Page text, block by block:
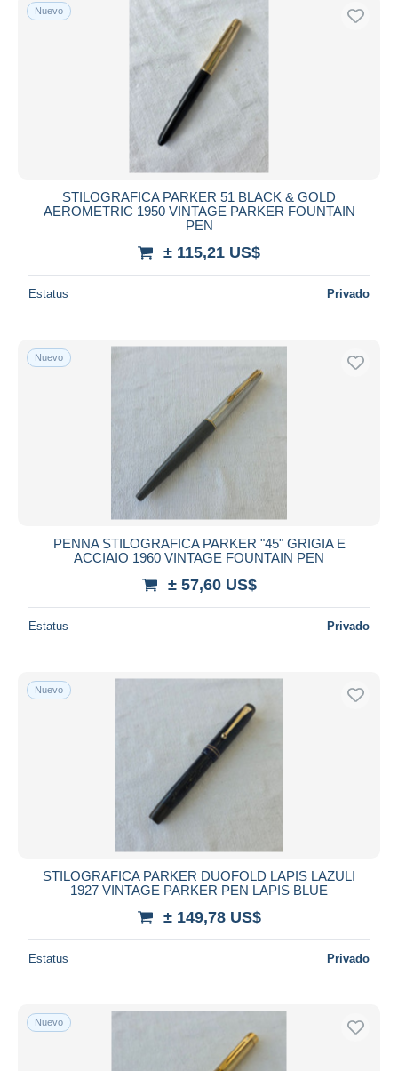
Nuevo
STILOGRAFICA PARKER 51 BLACK & GOLD
AEROMETRIC 1950 VINTAGE PARKER FOUNTAIN
PEN
± 115,21 US$
Estatus Privado
Nuevo
PENNA STILOGRAFICA PARKER "45" GRIGIA E
ACCIAIO 1960 VINTAGE FOUNTAIN PEN
± 57,60 US$
Estatus Privado
Nuevo
STILOGRAFICA PARKER DUOFOLD LAPIS LAZULI
1927 VINTAGE PARKER PEN LAPIS BLUE
± 149,78 US$
Estatus Privado
Nuevo